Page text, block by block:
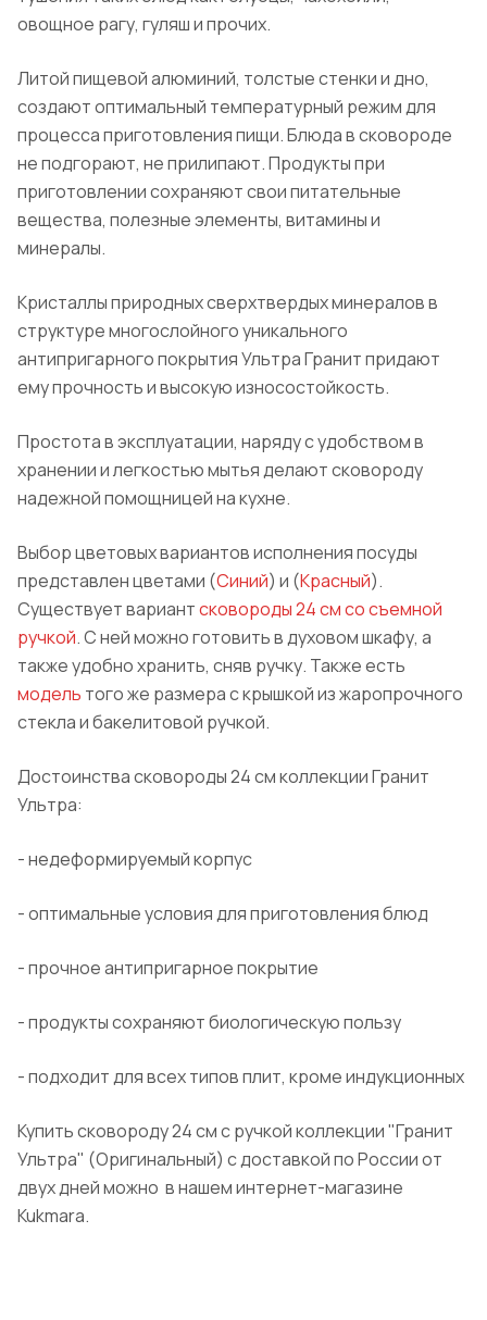
овощное рагу, гуляш и прочих.
Литой пищевой алюминий, толстые стенки и дно,
создают оптимальный температурный режим для
процесса приготовления пищи. Блюда в сковороде
не подгорают, не прилипают.Продукты при
приготовлении сохраняют своипитательные
вещества, полезные элементы, витамины и
минералы.
Кристаллы природных сверхтвердых минералов в
структуре многослойного уникального
антипригарного покрытия УльтраГранитпридают
ему прочность и высокую износостойкость.
Простота в эксплуатации, наряду с удобством в
хранении и легкостью мытья делают сковороду
надежной помощницей на кухне.
Выбор цветовых вариантов исполнения посуды
представлен цветами (Синий) и (Красный).
Существует вариантсковороды 24 см со съемной
ручкой. С ней можно готовить в духовом шкафу, а
также удобно хранить, сняв ручку. Также есть
модель того же размера с крышкой из жаропрочного
стекла и бакелитовой ручкой.
Достоинства сковороды 24 см коллекцииГранит
Ультра:
- недеформируемый корпус
- оптимальные условия для приготовления блюд
- прочное антипригарное покрытие
- продукты сохраняют биологическую пользу
- подходит для всех типов плит, кроме индукционных
Купить сковороду 24 см с ручкой коллекции "Гранит
Ультра" (Оригинальный) с доставкой по России от
двух днейможно внашем интернет-магазине
Kukmara.